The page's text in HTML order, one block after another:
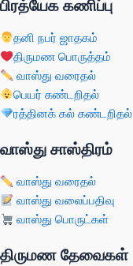
பிரத்யேக கணிப்பு
தனி நபர் ஜாதகம்
திருமண பொருத்தம்
வாஸ்து வரைதல்
பெயர் கண்டறிதல்
ரத்தினக் கல் கண்டறிதல்
வாஸ்து சாஸ்திரம்
வாஸ்து வரைதல்
வாஸ்து வலைப்பதிவு
வாஸ்து பொருட்கள்
திருமண தேவைகள்